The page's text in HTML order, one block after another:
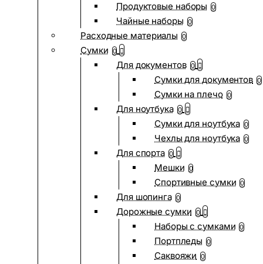
Продуктовые наборы 0
Чайные наборы 0
Расходные материалы 0
Сумки 0
Для документов 0
Сумки для документов 0
Сумки на плечо 0
Для ноутбука 0
Сумки для ноутбука 0
Чехлы для ноутбука 0
Для спорта 0
Мешки 0
Спортивные сумки 0
Для шопинга 0
Дорожные сумки 0
Наборы с сумками 0
Портпледы 0
Саквояжи 0